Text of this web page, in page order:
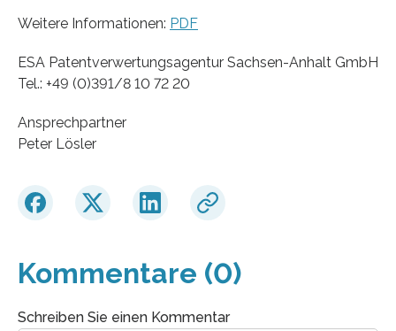
Weitere Informationen: PDF
ESA Patentverwertungsagentur Sachsen-Anhalt GmbH
Tel.: +49 (0)391/8 10 72 20
Ansprechpartner
Peter Lösler
Kommentare (0)
Schreiben Sie einen Kommentar